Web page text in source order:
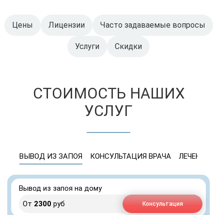
Цены Лицензии Часто задаваемые вопросы
Услуги Скидки
СТОИМОСТЬ НАШИХ
УСЛУГ
ВЫВОД ИЗ ЗАПОЯ КОНСУЛЬТАЦИЯ ВРАЧА ЛЕЧЕНИЕ
Вывод из запоя на дому
От 2300 руб Консультация